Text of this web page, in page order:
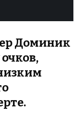
Доминик